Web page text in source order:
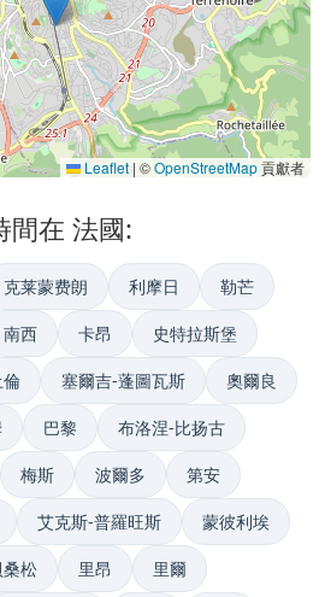
Leaflet | ©OpenStreetMap貢獻者
間在 法國:
克莱蒙费朗 利摩日 勒芒
南西 卡昂 史特拉斯堡
塞爾吉-蓬圖瓦斯 奧爾良
巴黎 布洛涅-比扬古
梅斯 波爾多 第安
艾克斯-普羅旺斯 蒙彼利埃
桑松 里昂 里爾